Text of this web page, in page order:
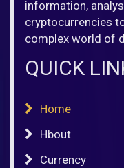
information,
cryptocurrencies
complex world of
QUICK
Home
Hbout
Currency